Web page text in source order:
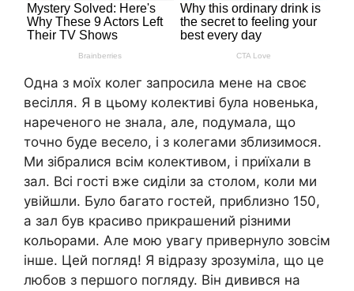
Одна з моїх колег запросила мене на своє
весілля. Я в цьому колективі була новенька,
нареченого не знала, але, подумала, що
точно буде весело, і з колегами зблизимося.
Ми зібралися всім колективом, і приїхали в
зал. Всі гості вже сиділи за столом, коли ми
увійшли. Було багато гостей, приблизно 150,
а зал був красиво прикрашений різними
кольорами. Але мою увагу привернуло зовсім
інше. Цей погляд! Я відразу зрозуміла, що це
любов з першого погляду. Він дивився на